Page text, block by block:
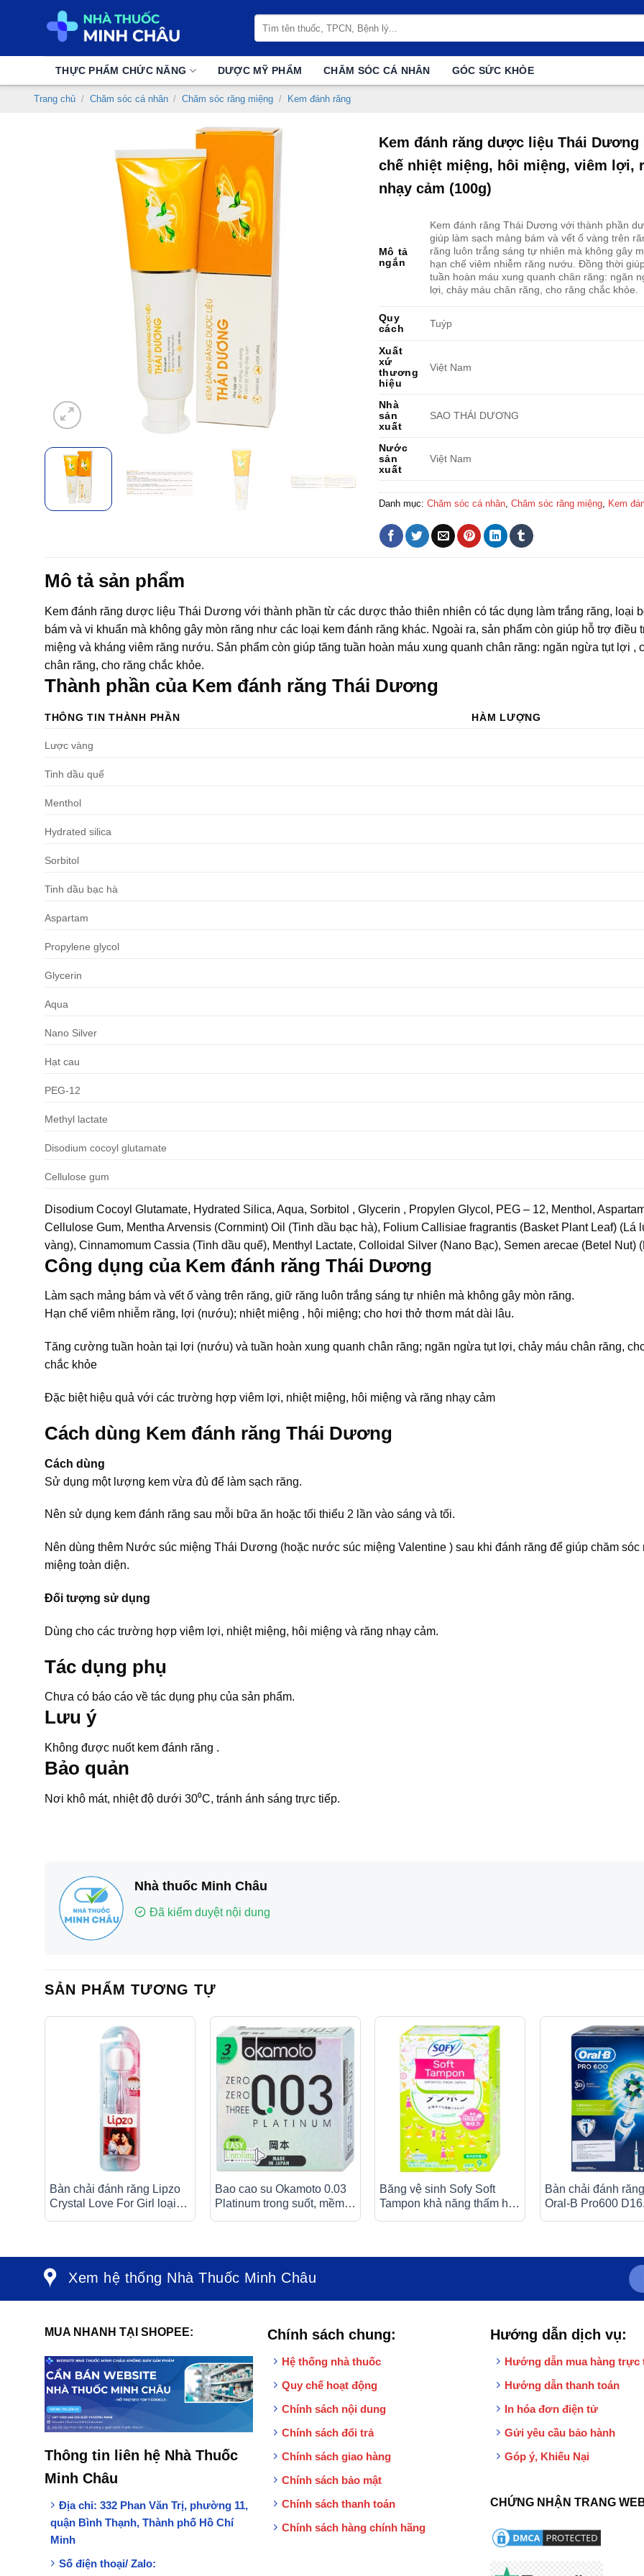
kiếm:
THỰC PHẨM CHỨC NĂNG DƯỢC MỸ PHẨM CHĂM SÓC CÁ NHÂN GÓC SỨC KHỎE
Trang chủ / Chăm sóc cá nhân / Chăm sóc răng miệng / Kem đánh răng
Kem đánh răng dược liệu Thái Dương
chế nhiệt miệng, hôi miệng, viêm lợi,
nhạy cảm (100g)
Mô tả
ngắn
Kem đánh răng Thái Dương với thành phần
giúp làm sạch mảng bám và vết ố vàng trên
răng luôn trắng sáng tự nhiên mà không gây
hạn chế viêm nhiễm răng nướu. Đồng thời
tuần hoàn máu xung quanh chân răng: ngăn
lợi, chảy máu chân răng, cho răng chắc khỏe.
Quy
cách
Tuýp
Xuất
xứ
thương
hiệu
Việt Nam
Nhà
sản
xuất
SAO THÁI DƯƠNG
Nước
sản
xuất
Việt Nam
Danh mục: Chăm sóc cá nhân, Chăm sóc răng miệng, Kem
Mô tả sản phẩm
Kem đánh răng dược liệu Thái Dương với thành phần từ các dược thảo thiên nhiên có tác dụng làm trắng răng, loại
bám và vi khuẩn mà không gây mòn răng như các loại kem đánh răng khác. Ngoài ra, sản phẩm còn giúp hỗ trợ điều
miệng và kháng viêm răng nướu. Sản phẩm còn giúp tăng tuần hoàn máu xung quanh chân răng: ngăn ngừa tụt lợi ,
chân răng, cho răng chắc khỏe.
Thành phần của Kem đánh răng Thái Dương
THÔNG TIN THÀNH PHẦN HÀM LƯỢNG
Lược vàng
Tinh dầu quế
Menthol
Hydrated silica
Sorbitol
Tinh dầu bạc hà
Aspartam
Propylene glycol
Glycerin
Aqua
Nano Silver
Hạt cau
PEG-12
Methyl lactate
Disodium cocoyl glutamate
Cellulose gum
Disodium Cocoyl Glutamate, Hydrated Silica, Aqua, Sorbitol , Glycerin , Propylen Glycol, PEG – 12, Menthol,
Cellulose Gum, Mentha Arvensis (Cornmint) Oil (Tinh dầu bạc hà), Folium Callisiae fragrantis (Basket Plant Leaf) (Lá
vàng), Cinnamomum Cassia (Tinh dầu quế), Menthyl Lactate, Colloidal Silver (Nano Bạc), Semen arecae (Betel Nut)
Công dụng của Kem đánh răng Thái Dương
Làm sạch mảng bám và vết ố vàng trên răng, giữ răng luôn trắng sáng tự nhiên mà không gây mòn răng.
Hạn chế viêm nhiễm răng, lợi (nướu); nhiệt miệng , hội miệng; cho hơi thở thơm mát dài lâu.
Tăng cường tuần hoàn tại lợi (nướu) và tuần hoàn xung quanh chân răng; ngăn ngừa tụt lợi, chảy máu chân răng,
chắc khỏe
Đặc biệt hiệu quả với các trường hợp viêm lợi, nhiệt miệng, hôi miệng và răng nhạy cảm
Cách dùng Kem đánh răng Thái Dương
Cách dùng
Sử dụng một lượng kem vừa đủ để làm sạch răng.
Nên sử dụng kem đánh răng sau mỗi bữa ăn hoặc tối thiểu 2 lần vào sáng và tối.
Nên dùng thêm Nước súc miệng Thái Dương (hoặc nước súc miệng Valentine ) sau khi đánh răng để giúp chăm sóc
miệng toàn diện.
Đối tượng sử dụng
Dùng cho các trường hợp viêm lợi, nhiệt miệng, hôi miệng và răng nhạy cảm.
Tác dụng phụ
Chưa có báo cáo về tác dụng phụ của sản phẩm.
Lưu ý
Không được nuốt kem đánh răng .
Bảo quản
Nơi khô mát, nhiệt độ dưới 30⁰C, tránh ánh sáng trực tiếp.
Nhà thuốc Minh Châu
Đã kiểm duyệt nội dung
SẢN PHẨM TƯƠNG TỰ
Bàn chải đánh răng Lipzo
Crystal Love For Girl loại
Bao cao su Okamoto 0.03
Platinum trong suốt, mềm
Băng vệ sinh Sofy Soft
Tampon khả năng thấm hút
Bàn chải đánh
Oral-B Pro600
Xem hệ thống Nhà Thuốc Minh Châu
MUA NHANH TẠI SHOPEE:
Thông tin liên hệ Nhà Thuốc
Minh Châu
Địa chỉ: 332 Phan Văn Trị, phường 11,
quận Bình Thạnh, Thành phố Hồ Chí
Minh
Số điện thoại/ Zalo:
Chính sách chung:
Hệ thống nhà thuốc
Quy chế hoạt động
Chính sách nội dung
Chính sách đổi trả
Chính sách giao hàng
Chính sách bảo mật
Chính sách thanh toán
Chính sách hàng chính hãng
Hướng dẫn dịch vụ:
Hướng dẫn mua hàng trực
Hướng dẫn thanh toán
In hóa đơn điện tử
Gửi yêu cầu bảo hành
Góp ý, Khiếu Nại
CHỨNG NHẬN TRANG